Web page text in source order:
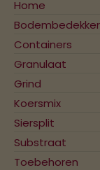
Home
Containers
Granulaat
Grind
Koersmix
Siersplit
Substraat
Toebehoren